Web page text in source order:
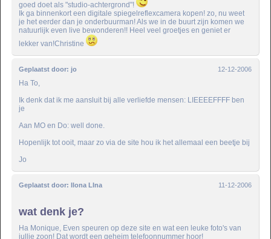
goed doet als "studio-achtergrond"!
Ik ga binnenkort een digitale spiegelreflexcamera kopen! zo, nu weet
je het eerder dan je onderbuurman! Als we in de buurt zijn komen we
natuurlijk even live bewonderen!! Heel veel groetjes en geniet er
lekker van!Christine
12-12-2006
Geplaatst door: jo
Ha To,
Ik denk dat ik me aansluit bij alle verliefde mensen: LIEEEEFFFF ben
je
Aan MO en Do: well done.
Hopenlijk tot ooit, maar zo via de site hou ik het allemaal een beetje bij
Jo
11-12-2006
Geplaatst door: Ilona LIna
wat denk je?
Ha Monique, Even speuren op deze site en wat een leuke foto's van
jullie zoon! Dat wordt een geheim telefoonnummer hoor!